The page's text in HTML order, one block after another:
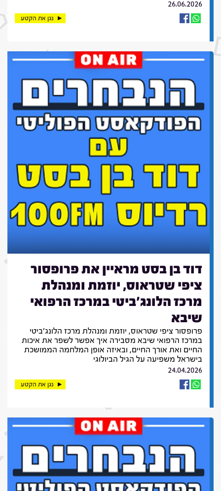
26.06.2026
נגן את הקטע
דוד בן בסט מראיין את פרופסור
ציפי שטראוס, יוזמת ומנהלת
מרכז הלונג'ביטי במרכז הרפואי
שיבא
פרופסור ציפי שטראוס, יוזמת ומנהלת מרכז הלונג'ביטי
במרכז הרפואי שיבא מסבירה איך אפשר לשפר את איכות
החיים ואת אורך החיים, ובאיזה אופן המלחמה הממושכת
בישראל משפיעה על הגיל הביולוגי
24.04.2026
נגן את הקטע